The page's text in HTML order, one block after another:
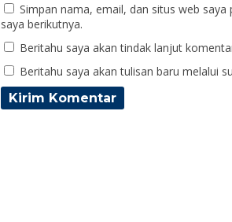
Simpan nama, email, dan situs web
saya berikutnya.
Beritahu saya akan tindak lanjut
Beritahu saya akan tulisan baru melalui